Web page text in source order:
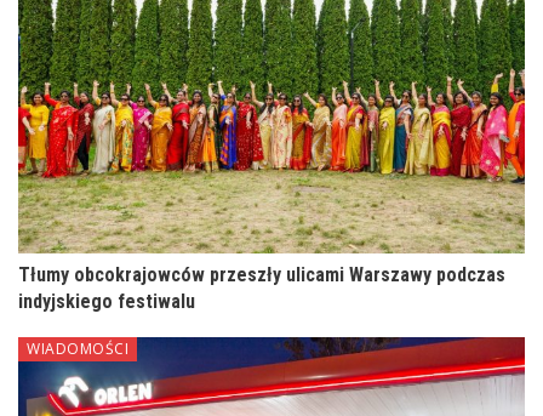
Tłumy obcokrajowców przeszły ulicami Warszawy podczas
indyjskiego festiwalu
WIADOMOŚCI